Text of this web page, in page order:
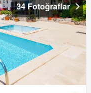
34 Fotoğraflar